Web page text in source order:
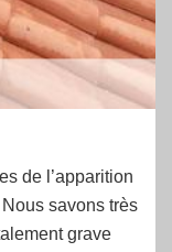
de l’apparition
Nous savons très
grave